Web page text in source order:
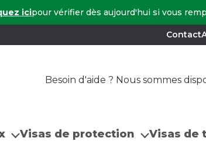
icipour vérifier dès aujourd'hui si vous
Contact
Besoin d'aide ? Nous sommes
Visas de protection Visas de